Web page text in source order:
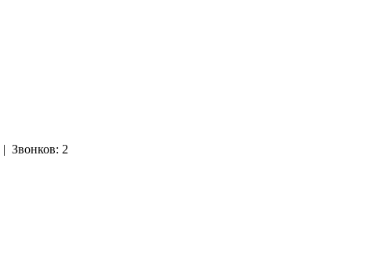
| Звонков: 2